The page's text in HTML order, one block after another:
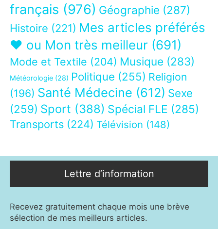
français (976) Géographie (287)
Histoire (221) Mes articles préférés
❤ ou Mon très meilleur (691)
Mode et Textile (204) Musique (283)
Météorologie (28) Politique (255) Religion
(196) Santé Médecine (612) Sexe
(259) Sport (388) Spécial FLE (285)
Transports (224) Télévision (148)
Lettre d’information
Recevez gratuitement chaque mois une brève
sélection de mes meilleurs articles.